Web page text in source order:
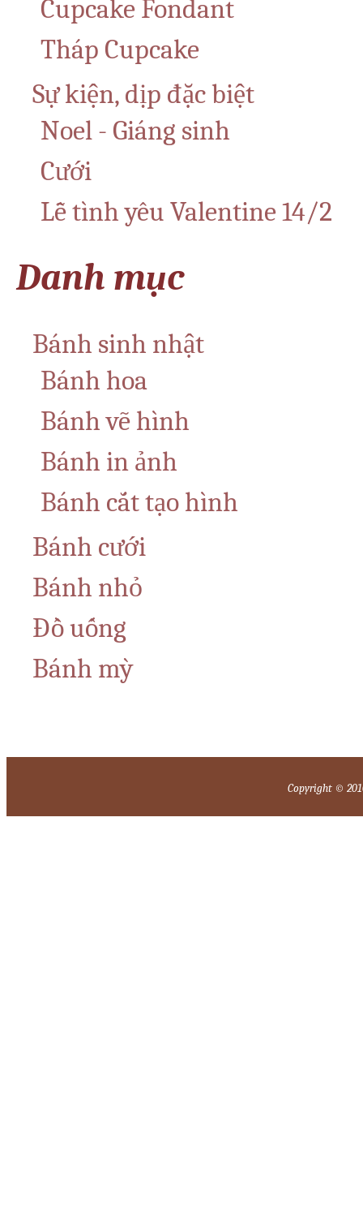
Cupcake Fondant
Tháp Cupcake
Sự kiện, dịp đặc biệt
Noel - Giáng sinh
Cưới
Lễ tình yêu Valentine 14/2
Danh mục
Bánh sinh nhật
Bánh hoa
Bánh vẽ hình
Bánh in ảnh
Bánh cắt tạo hình
Bánh cưới
Bánh nhỏ
Đồ uống
Bánh mỳ
Copyright ©